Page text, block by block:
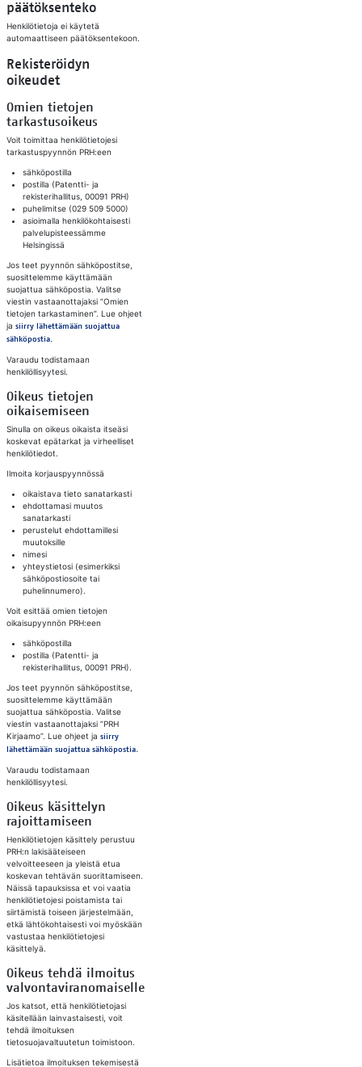
päätöksenteko​
Henkilötietoja ei käytetä
automaattiseen päätöksentekoon.
Rekisteröidyn
oikeudet​
Omien tietojen
tarkastusoikeus​
Voit toimittaa henkilötietojesi
tarkastuspyynnön PRH:een
​sähköpostilla
postilla (Patentti- ja
rekisterihallitus, 00091 PRH)
puhelimitse (029 509 5000)
asioimalla henkilökohtaisesti
palvelupisteessämme
Helsingissä
Jos teet pyynnön sähköpostitse,
suosittelemme käyttämään
suojattua sähköpostia. Valitse
viestin vastaanottajaksi ”Omien
tietojen tarkastaminen”. Lue ohjeet
ja siirry lähettämään suojattua
sähköpostia.
Varaudu todistamaan
henkilöllisyytesi.
Oikeus tietojen
oikaisemiseen​
Sinulla on oikeus oikaista itseäsi
koskevat epätarkat ja virheelliset
henkilötiedot.
Ilmoita korjauspyynnössä
oikaistava tieto sanatarkasti
ehdottamasi muutos
sanatarkasti
perustelut ehdottamillesi
muutoksille
nimesi
yhteystietosi (esimerkiksi
sähköpostiosoite tai
puhelinnumero).
Voit esittää omien tietojen
oikaisupyynnön PRH:een
sähköpostilla
postilla (Patentti- ja
rekisterihallitus, 00091 PRH).
Jos teet pyynnön sähköpostitse,
suosittelemme käyttämään
suojattua sähköpostia. Valitse
viestin vastaanottajaksi ”PRH
Kirjaamo”. Lue ohjeet ja siirry
lähettämään suojattua sähköpostia.
Varaudu todistamaan
henkilöllisyytesi.
Oikeus käsittelyn
rajoittamiseen​
Henkilötietojen käsittely perustuu
PRH:n lakisääteiseen
velvoitteeseen ja yleistä etua
koskevan tehtävän suorittamiseen.
Näissä tapauksissa et voi vaatia
henkilötietojesi poistamista tai
siirtämistä toiseen järjestelmään,
etkä lähtökohtaisesti voi myöskään
vastustaa henkilötietojesi
käsittelyä.
Oikeus tehdä ilmoitus
valvontaviranomaiselle​
Jos katsot, että henkilötietojasi
käsitellään lainvastaisesti, voit
tehdä ilmoituksen
tietosuojavaltuutetun toimistoon.
Lisätietoa ilmoituksen tekemisestä